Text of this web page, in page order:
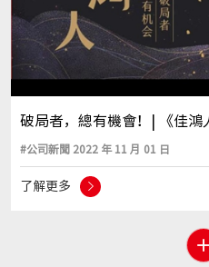
破局者，總有機會！| 《佳鴻
#公司新聞 2022 年 11 月 01 日
了解更多